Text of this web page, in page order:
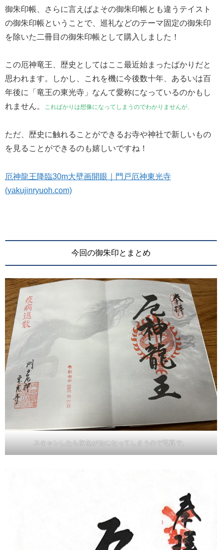
御朱印帳、さらに言えばよその御朱印帳とも違うテイスト
の御朱印帳ということで、巡礼などのテーマ固定の御朱印
を除いた二冊目の御朱印帳として購入しました！
この厄神竜王、歴史としてはここ最近始まったばかりだと
思われます。しかし、これを機に今後数十年、あるいは百
年後に「竜王の東光寺」なんて愛称になっているのかもし
れません。
こればかりは想像になってしまうのでわかりませんが、
ただ、歴史に触れることができるお寺や神社で新しいもの
を見ることができるのも嬉しいですね！
厄神龍王降臨30m大壁画開眼｜門戸厄神東光寺
(yakujinryuoh.com)
今回の御朱印とまとめ
スキャンしたら灰色が白になってしまうので写真で、